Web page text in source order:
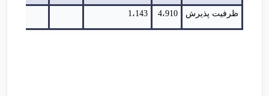
ظرفیت پذیرش 4،910 1،143